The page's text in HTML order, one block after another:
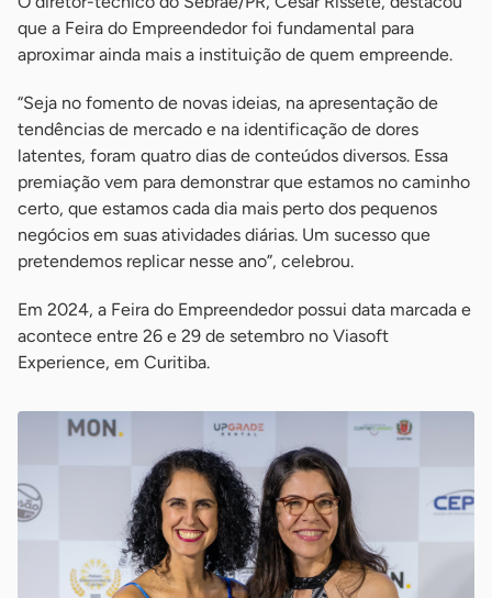
que a Feira do Empreendedor foi fundamental para
aproximar ainda mais a instituição de quem empreende.
“Seja no fomento de novas ideias, na apresentação de
tendências de mercado e na identificação de dores
latentes, foram quatro dias de conteúdos diversos. Essa
premiação vem para demonstrar que estamos no caminho
certo, que estamos cada dia mais perto dos pequenos
negócios em suas atividades diárias. Um sucesso que
pretendemos replicar nesse ano”, celebrou.
Em 2024, a Feira do Empreendedor possui data marcada e
acontece entre 26 e 29 de setembro no Viasoft
Experience, em Curitiba.